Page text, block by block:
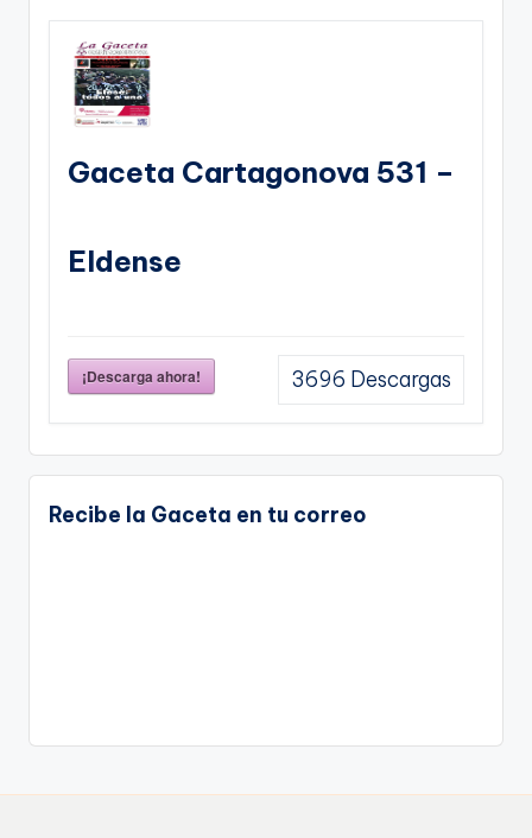
Gaceta Cartagonova 531 –
Eldense
¡Descarga ahora! 3696 Descargas
Recibe la Gaceta en tu correo